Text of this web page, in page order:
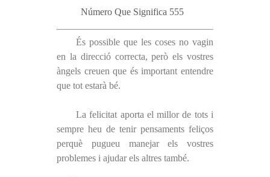
Número Que Significa 555
És possible que les coses no vagin
en la direcció correcta, però els vostres
àngels creuen que és important entendre
que tot estarà bé.
La felicitat aporta el millor de tots i
sempre heu de tenir pensaments feliços
perquè pugueu manejar els vostres
problemes i ajudar els altres també.